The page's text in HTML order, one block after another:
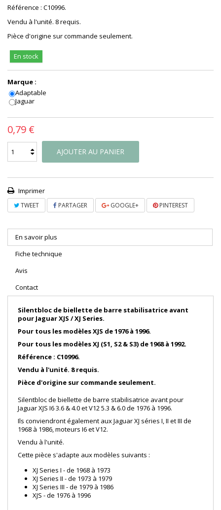
Référence : C10996.
Vendu à l'unité. 8 requis.
Pièce d'origine sur commande seulement.
En stock
Marque :
Adaptable
Jaguar
0,79 €
AJOUTER AU PANIER
Imprimer
TWEET PARTAGER GOOGLE+ PINTEREST
En savoir plus
Fiche technique
Avis
Contact
Silentbloc de biellette de barre stabilisatrice avant
pour Jaguar XJS / XJ Series.
Pour tous les modèles XJS de 1976 à 1996.
Pour tous les modèles XJ (S1, S2 & S3) de 1968 à 1992.
Référence : C10996.
Vendu à l'unité. 8 requis.
Pièce d'origine sur commande seulement.
Silentbloc de biellette de barre stabilisatrice avant pour
Jaguar XJS I6 3.6 & 4.0 et V12 5.3 & 6.0 de 1976 à 1996.
Ils conviendront également aux Jaguar XJ séries I, II et III de
1968 à 1986, moteurs I6 et V12.
Vendu à l'unité.
Cette pièce s'adapte aux modèles suivants :
XJ Series I - de 1968 à 1973
XJ Series II - de 1973 à 1979
XJ Series III - de 1979 à 1986
XJS - de 1976 à 1996